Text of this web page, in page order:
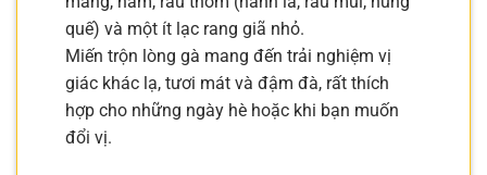
quế) và một ít lạc rang giã nhỏ.
Miến trộn lòng gà mang đến trải nghiệm vị
giác khác lạ, tươi mát và đậm đà, rất thích
hợp cho những ngày hè hoặc khi bạn muốn
đổi vị.